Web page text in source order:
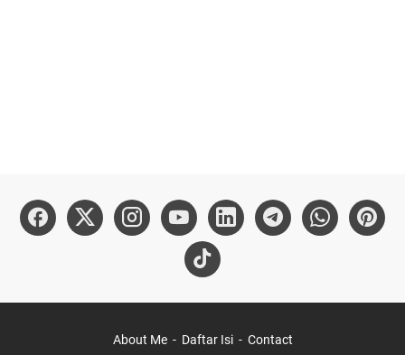
About Me Daftar Isi Contact